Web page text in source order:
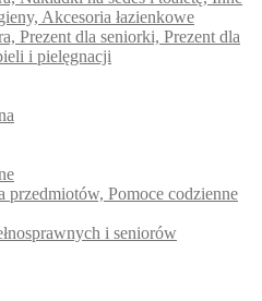
Akcesoria łazienkowe
Prezent dla seniorki, Prezent dla
i pielęgnacji
przedmiotów, Pomoce codzienne
i seniorów